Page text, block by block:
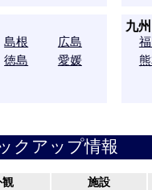
島根
広島
徳島
愛媛
九
クアップ情報
観 施設